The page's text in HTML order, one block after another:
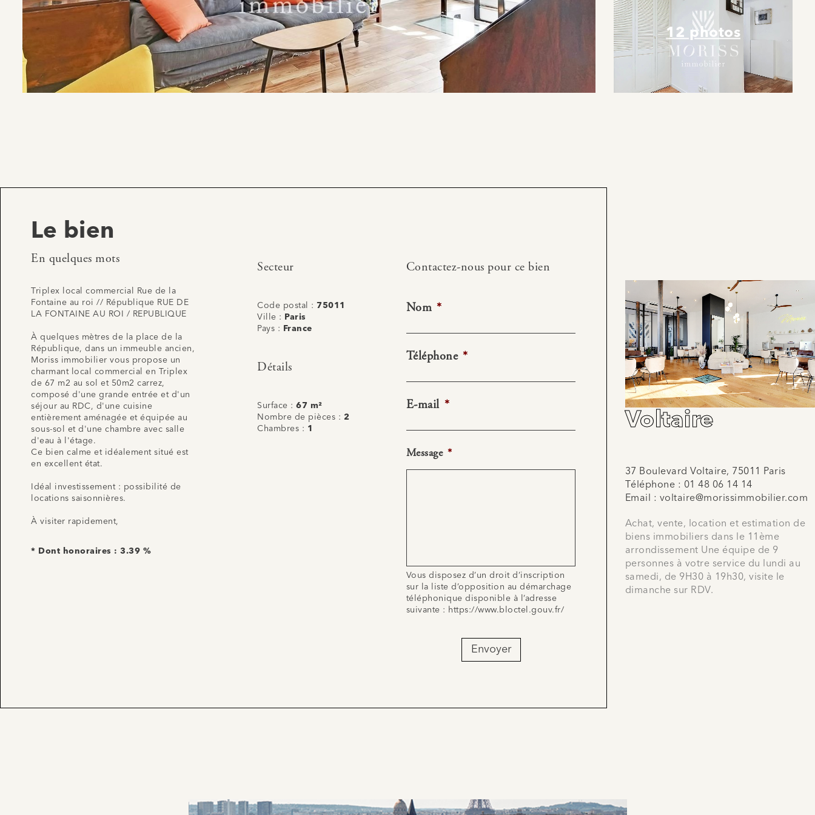
12 photos
Le bien
En quelques mots
Triplex local commercial Rue de la
Fontaine au roi // République RUE DE
LA FONTAINE AU ROI / REPUBLIQUE
À quelques mètres de la place de la
République, dans un immeuble ancien,
Moriss immobilier vous propose un
charmant local commercial en Triplex
de 67 m2 au sol et 50m2 carrez,
composé d'une grande entrée et d'un
séjour au RDC, d'une cuisine
entièrement aménagée et équipée au
sous-sol et d'une chambre avec salle
d'eau à l'étage.
Ce bien calme et idéalement situé est
en excellent état.
Idéal investissement : possibilité de
locations saisonnières.
À visiter rapidement,
* Dont honoraires : 3.39 %
Secteur
Code postal : 75011
Ville :
Paris
Pays :
France
Détails
Surface :67 m²
Nombre de pièces : 2
Chambres : 1
Contactez-nous pour ce bien
Nom *
Téléphone *
E-mail *
Message *
Vous disposez d’un droit d’inscription
sur la liste d’opposition au démarchage
téléphonique disponible à l’adresse
suivante : https://www.bloctel.gouv.fr/
Envoyer
Voltaire
37 Boulevard Voltaire, 75011 Paris
Téléphone : 01 48 06 14 14
Email : voltaire@morissimmobilier.com
Achat, vente, location et estimation de
biens immobiliers dans le 11ème
arrondissement Une équipe de 9
personnes à votre service du lundi au
samedi, de 9H30 à 19h30, visite le
dimanche sur RDV.